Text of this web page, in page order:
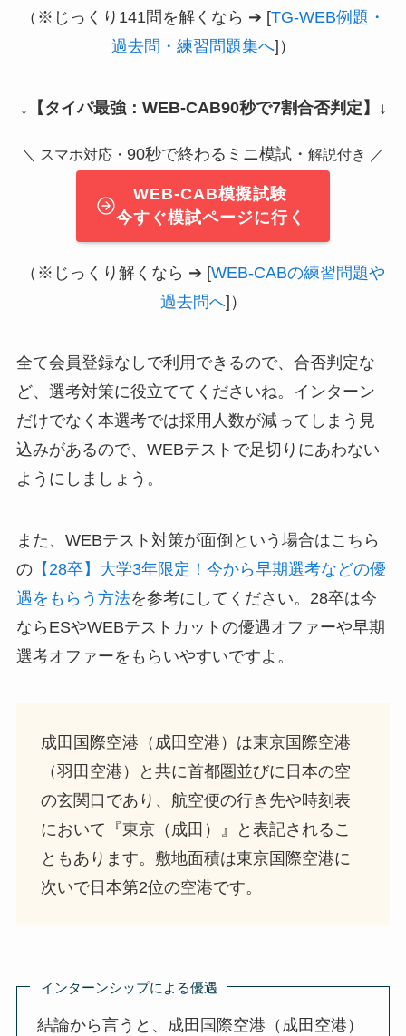
（※じっくり141問を解くなら ➔ [TG-WEB例題・
過去問・練習問題集へ]）
↓ 【タイパ最強：WEB-CAB90秒で7割合否判定】 ↓
＼ スマホ対応・ 90秒で終わるミニ模試・ 解説付き ／
WEB-CAB模擬試験
今すぐ模試ページに行く
（※じっくり解くなら ➔ [WEB-CABの練習問題や
過去問へ]）
全て会員登録なしで利用できるので、合否判定な
ど、選考対策に役立ててくださいね。インターン
だけでなく本選考では採用人数が減ってしまう見
込みがあるので、WEBテストで足切りにあわない
ようにしましょう。
また、WEBテスト対策が面倒という場合はこちら
の【28卒】大学3年限定！今から早期選考などの優
遇をもらう方法を参考にしてください。28卒は今
ならESやWEBテストカットの優遇オファーや早期
選考オファーをもらいやすいですよ。
成田国際空港（成田空港）は東京国際空港
（羽田空港）と共に首都圏並びに日本の空
の玄関口であり、航空便の行き先や時刻表
において『東京（成田）』と表記されるこ
ともあります。敷地面積は東京国際空港に
次いで日本第2位の空港です。
インターンシップによる優遇
結論から言うと、成田国際空港（成田空港）